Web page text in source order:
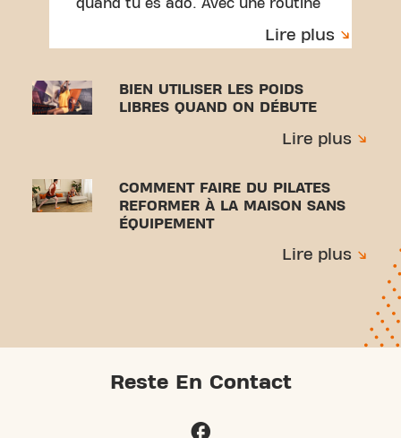
quand tu es ado. Avec une routine
conseils pratiques pour t'entraîner
blessures.
Lire plus
BIEN UTILISER LES POIDS
LIBRES QUAND ON DÉBUTE
Lire plus
COMMENT FAIRE DU PILATES
REFORMER À LA MAISON SANS
ÉQUIPEMENT
Lire plus
Reste En Contact